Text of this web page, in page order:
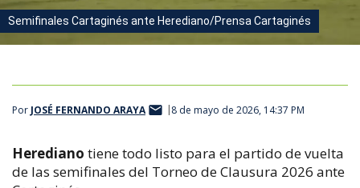
Semifinales Cartaginés ante Herediano/Prensa Cartaginés
Por JOSÉ FERNANDO ARAYA 8 de mayo de 2026, 14:37 PM
Herediano tiene todo listo para el partido de vuelta
de las semifinales del Torneo de Clausura 2026 ante